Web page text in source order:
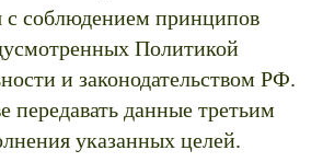
с соблюдением принципов
Политикой
и законодательством РФ.
передавать данные третьим
указанных целей.